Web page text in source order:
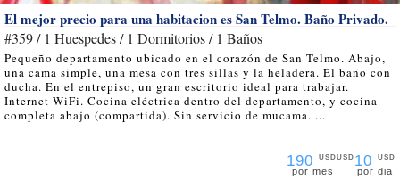
El mejor precio para una habitacion es San Telmo. Baño Privado.
#359 / 1 Huespedes / 1 Dormitorios / 1 Baños
Pequeño departamento ubicado en el corazón de San Telmo. Abajo,
una cama simple, una mesa con tres sillas y la heladera. El baño con
ducha. En el entrepiso, un gran escritorio ideal para trabajar.
Internet WiFi. Cocina eléctrica dentro del departamento, y cocina
completa abajo (compartida). Sin servicio de mucama. ...
10 USD
por dia
USD
190 USD
por mes